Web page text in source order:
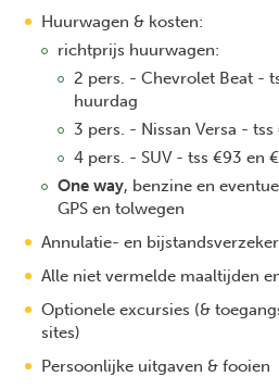
Huurwagen & kosten:
richtprijs huurwagen:
2 pers. - Chevrolet Beat -
huurdag
3 pers. - Nissan Versa -
4 pers. - SUV - tss €93 en
One way, benzine en
GPS en tolwegen
Annulatie- en
Alle niet vermelde maaltijden
Optionele excursies (&
sites)
Persoonlijke uitgaven & fooien